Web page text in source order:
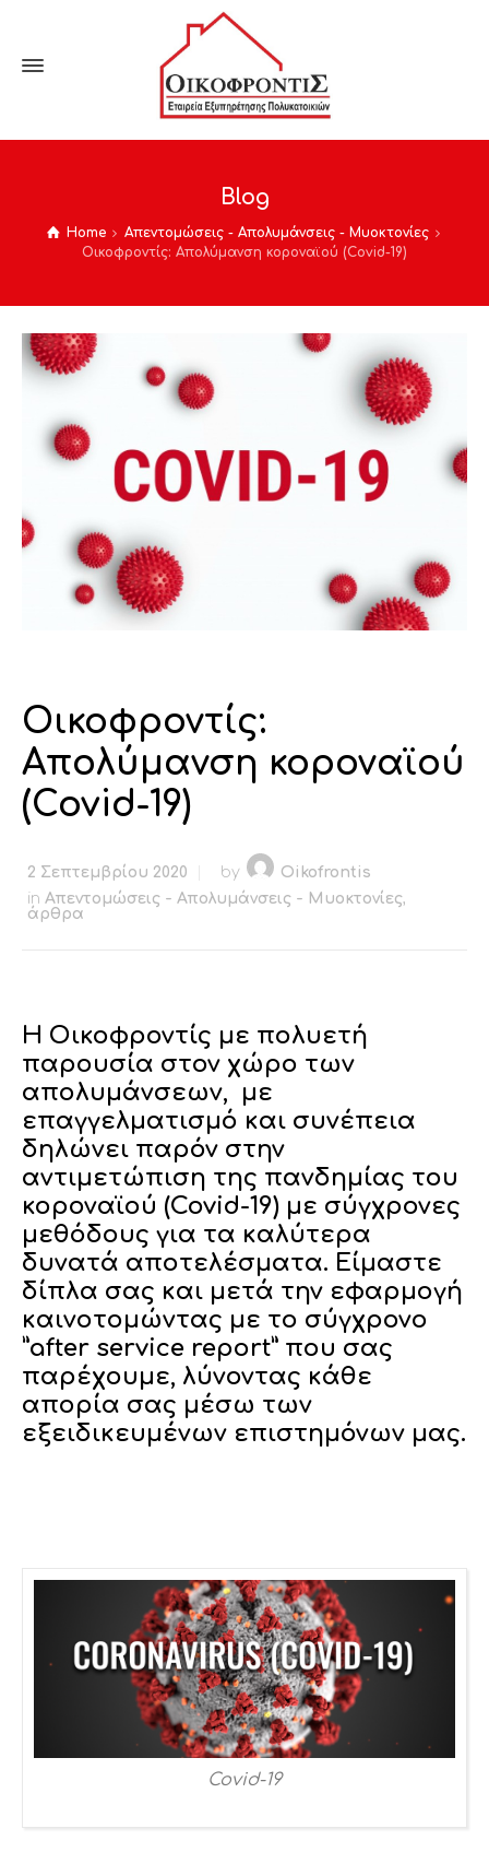
Blog
Home
Απεντομώσεις - Απολυμάνσεις - Μυοκτονίες
Οικοφροντίς: Απολύμανση κοροναϊού (Covid-19)
Οικοφροντίς:
Απολύμανση κοροναϊού
(Covid-19)
2 Σεπτεμβρίου 2020 by
Oikofrontis
in Απεντομώσεις - Απολυμάνσεις - Μυοκτονίες,
άρθρα
H Oικοφροντίς με πολυετή
παρουσία στον χώρο των
απολυμάνσεων, με
επαγγελματισμό και συνέπεια
δηλώνει παρόν στην
αντιμετώπιση της πανδημίας του
κοροναϊού (Covid-19) με σύγχρονες
μεθόδους για τα καλύτερα
δυνατά αποτελέσματα. Είμαστε
δίπλα σας και μετά την εφαρμογή
καινοτομώντας με το σύγχρονο
”after service report” που σας
παρέχουμε, λύνοντας κάθε
απορία σας μέσω των
εξειδικευμένων επιστημόνων μας.
Covid-19